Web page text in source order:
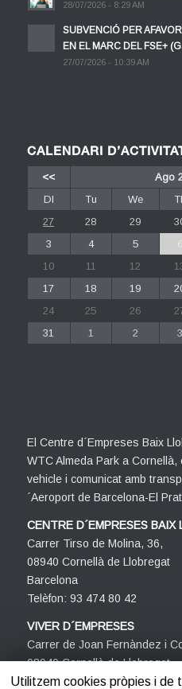
28/07/2026 - 8:29 AM
SUBVENCIÓ PER
EN EL MARC DEL FSE+
27/07/2026 - 10:39 AM
CALENDARI
<< Ago
Dl
Tu We
27
28 29
3
4 5 6
10
11 12
17
18 19
24
25 26
31
1 2 3
El Centre d´Empreses Baix
WTC Almeda Park a
vehicle i comunicat amb
´Aeroport de Barcelona-El
CENTRE D´EMPRESES BAIX
Carrer Tirso de Molina, 36,
08940 Cornellà de Llobregat
Barcelona
Telèfon: 93 474 80 42
VIVER D´EMPRESES
Carrer de Joan Fernàndez i
08940 Cornellà de Llobregat
Barcelona
Utilitzem cookies pròpies i de